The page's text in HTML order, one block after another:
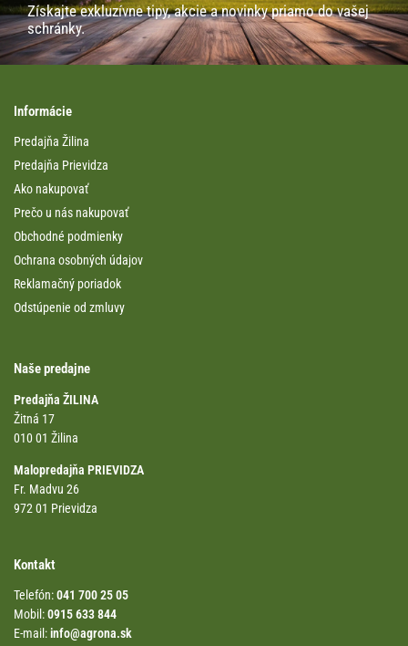
Získajte exkluzívne tipy, akcie a novinky priamo do vašej
schránky.
Informácie
Predajňa Žilina
Predajňa Prievidza
Ako nakupovať
Prečo u nás nakupovať
Obchodné podmienky
Ochrana osobných údajov
Reklamačný poriadok
Odstúpenie od zmluvy
Naše predajne
Predajňa ŽILINA
Žitná 17
010 01 Žilina
Malopredajňa PRIEVIDZA
Fr. Madvu 26
972 01 Prievidza
Kontakt
Telefón:041 700 25 05
Mobil:0915 633 844
E-mail:info@agrona.sk